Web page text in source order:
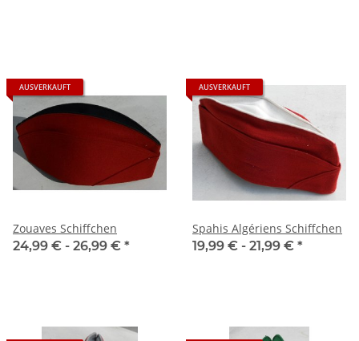
AUSVERKAUFT
Zouaves Schiffchen
24,99 € - 26,99 € *
AUSVERKAUFT
Spahis Algériens Schiffchen
19,99 € - 21,99 € *